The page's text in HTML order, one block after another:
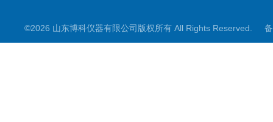
微型气象仪
©2026 山东博科仪器有限公司版权所有 All Rights Reserved.